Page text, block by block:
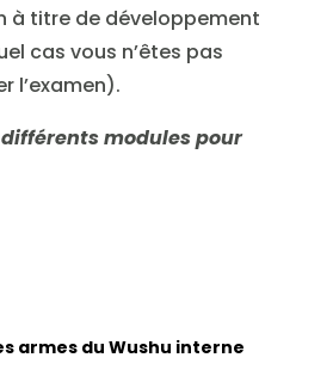
à titre de développement
cas vous n’êtes pas
l’examen).
modules pour
armes du Wushu interne